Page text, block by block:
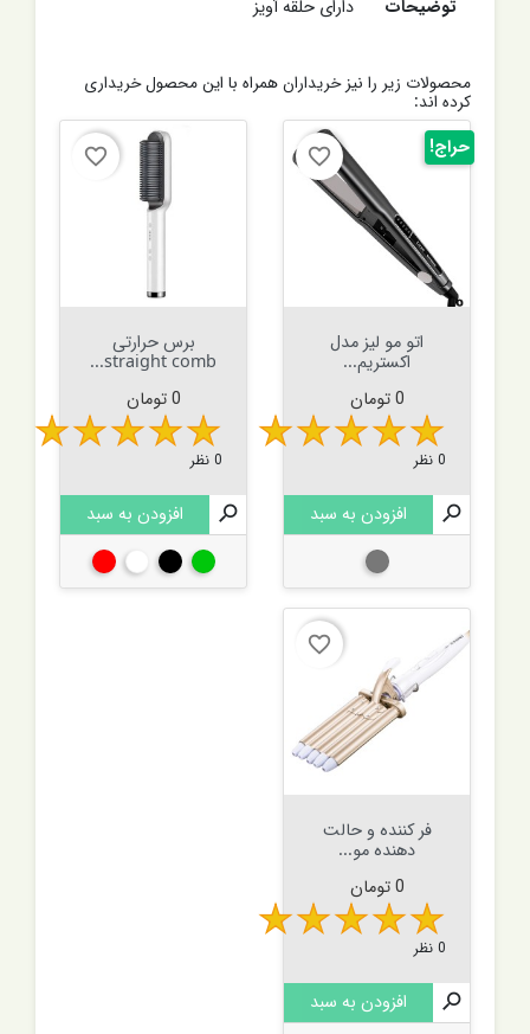
توضیحات دارای حلقه آویز
محصولات زیر را نیز خریداران همراه با این محصول خریداری
کرده اند:
favorite_border
اتو مو لیز مدل
اکستریم...
قیمت
0 تومان
0 نظر

افزودن به سبد
نوک مدادی
حراج! favorite_border
برس حرارتی
straight comb...
قیمت
0 تومان
0 نظر

افزودن به سبد
سبز مشکی سفیدقرمز
favorite_border
فر کننده و حالت
دهنده مو...
قیمت
0 تومان
0 نظر

افزودن به سبد